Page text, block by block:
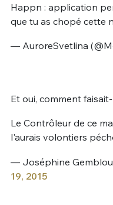
Happn : application
que tu as chopé cette
— AuroreSvetlina
Et oui, comment
Le Contrôleur de ce
l'aurais volontiers
— Joséphine
19, 2015